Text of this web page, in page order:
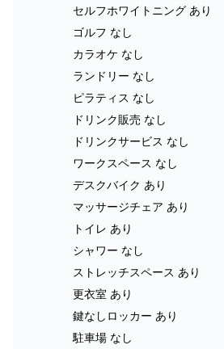
セルフホワイトニング あり
ゴルフ なし
カラオケ なし
ランドリー なし
ピラティス なし
ドリンク販売 なし
ドリンクサービス なし
ワークスペース なし
デスクバイク あり
マッサージチェア あり
トイレ あり
シャワー なし
ストレッチスペース あり
更衣室 あり
鍵なしロッカー あり
駐車場 なし